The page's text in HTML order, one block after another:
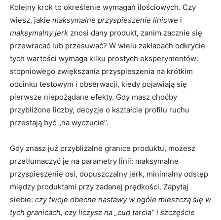
Kolejny krok to określenie wymagań ilościowych. Czy
wiesz, jakie maksymalne przyspieszenie liniowe i
maksymalny jerk znosi dany produkt, zanim zacznie się
przewracać lub przesuwać? W wielu zakładach odkrycie
tych wartości wymaga kilku prostych eksperymentów:
stopniowego zwiększania przyspieszenia na krótkim
odcinku testowym i obserwacji, kiedy pojawiają się
pierwsze niepożądane efekty. Gdy masz choćby
przybliżone liczby, decyzje o kształcie profilu ruchu
przestają być „na wyczucie”.
Gdy znasz już przybliżalne granice produktu, możesz
przetłumaczyć je na parametry linii: maksymalne
przyspieszenie osi, dopuszczalny jerk, minimalny odstęp
między produktami przy zadanej prędkości. Zapytaj
siebie: czy twoje obecne nastawy w ogóle mieszczą się w
tych granicach, czy liczysz na „cud tarcia” i szczęście